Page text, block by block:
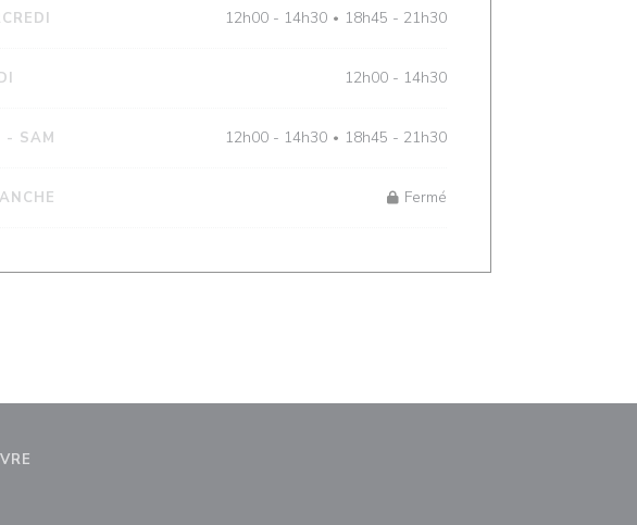
12h00 - 14h30 • 18h45 - 21h30
12h00 - 14h30
- SAM 12h00 - 14h30 • 18h45 - 21h30
Fermé